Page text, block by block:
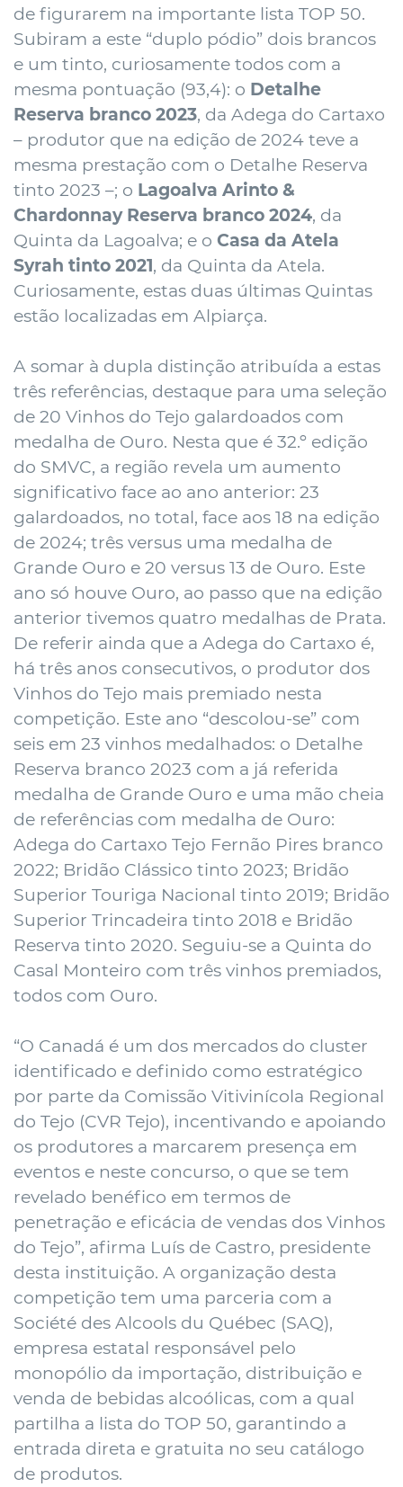
de figurarem na importante lista TOP 50.
Subiram a este “duplo pódio” dois brancos
e um tinto, curiosamente todos com a
mesma pontuação (93,4): o Detalhe
Reserva branco 2023, da Adega do Cartaxo
– produtor que na edição de 2024 teve a
mesma prestação com o Detalhe Reserva
tinto 2023 –; o Lagoalva Arinto &
Chardonnay Reserva branco 2024, da
Quinta da Lagoalva; e o Casa da Atela
Syrah tinto 2021, da Quinta da Atela.
Curiosamente, estas duas últimas Quintas
estão localizadas em Alpiarça.
A somar à dupla distinção atribuída a estas
três referências, destaque para uma seleção
de 20 Vinhos do Tejo galardoados com
medalha de Ouro. Nesta que é 32.º edição
do SMVC, a região revela um aumento
significativo face ao ano anterior: 23
galardoados, no total, face aos 18 na edição
de 2024; três versus uma medalha de
Grande Ouro e 20 versus 13 de Ouro. Este
ano só houve Ouro, ao passo que na edição
anterior tivemos quatro medalhas de Prata.
De referir ainda que a Adega do Cartaxo é,
há três anos consecutivos, o produtor dos
Vinhos do Tejo mais premiado nesta
competição. Este ano “descolou-se” com
seis em 23 vinhos medalhados: o Detalhe
Reserva branco 2023 com a já referida
medalha de Grande Ouro e uma mão cheia
de referências com medalha de Ouro:
Adega do Cartaxo Tejo Fernão Pires branco
2022; Bridão Clássico tinto 2023; Bridão
Superior Touriga Nacional tinto 2019; Bridão
Superior Trincadeira tinto 2018 e Bridão
Reserva tinto 2020. Seguiu-se a Quinta do
Casal Monteiro com três vinhos premiados,
todos com Ouro.
“O Canadá é um dos mercados do cluster
identificado e definido como estratégico
por parte da Comissão Vitivinícola Regional
do Tejo (CVR Tejo), incentivando e apoiando
os produtores a marcarem presença em
eventos e neste concurso, o que se tem
revelado benéfico em termos de
penetração e eficácia de vendas dos Vinhos
do Tejo”, afirma Luís de Castro, presidente
desta instituição. A organização desta
competição tem uma parceria com a
Société des Alcools du Québec (SAQ),
empresa estatal responsável pelo
monopólio da importação, distribuição e
venda de bebidas alcoólicas, com a qual
partilha a lista do TOP 50, garantindo a
entrada direta e gratuita no seu catálogo
de produtos.